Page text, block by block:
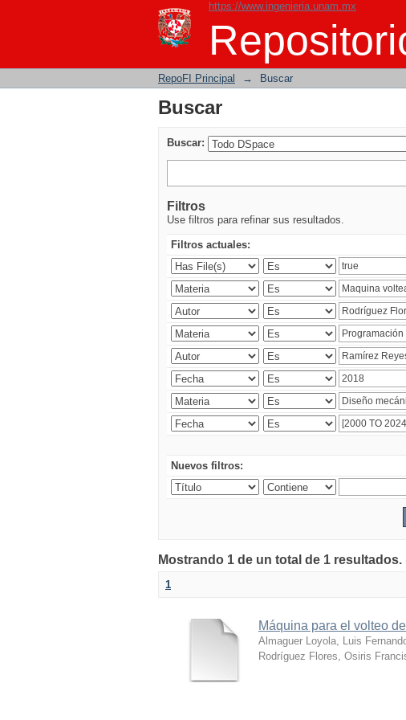
https://www.ingenieria.unam.mx
Buscar
RepoFI Principal → Buscar
Buscar
Buscar:
Filtros
Use filtros para refinar sus resultados.
Filtros actuales:
Nuevos filtros:
Mostrando 1 de un total de 1 resultados.
1
Máquina para el volteo
Almaguer Loyola, Luis
Rodríguez Flores, Osiris